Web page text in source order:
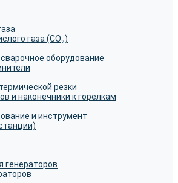
газа (CO₂)
оборудование
резки
и наконечники к горелкам
и инструмент
генераторов